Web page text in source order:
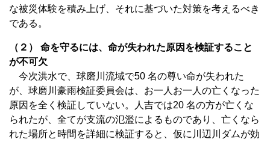
な被災体験を積み上げ、それに基づいた対策を考えるべき
である。
（２） 命を守るには、命が失われた原因を検証すること
が不可欠
今次洪水で、球磨川流域で50 名の尊い命が失われた
が、球磨川豪雨検証委員会は、お一人お一人の亡くなった
原因を全く検証していない。人吉では20 名の方が亡くな
られたが、全てが支流の氾濫によるものであり、亡くなら
れた場所と時間を詳細に検証すると、仮に川辺川ダムが効